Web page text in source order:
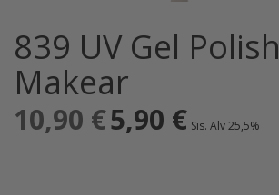
839 UV Gel Polish
Makear
10,90 € Alkuperäinen
hinta
5,90 €Nykyinen
hinta
Sis. Alv 25,5%